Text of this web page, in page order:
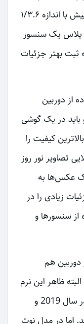
سنسور ۱۲ مگاپیکسلی مشابه نسل پیش با اندازه ۱/۳.۶
پلاس یک سنسور
بهتر جزئیات
از دوربین‌
در یک گوشی
پرچمدار مانند +Galaxy Note 10 بالاترین کیفیت را
تصاویر نور روز
عکس‌ها به
زیادی را در
سنسورها و
هم
ظاهر این نرم
افزار در تمام مدل‌های عرضه شده در سال 2019 و
اما در مدل نوت